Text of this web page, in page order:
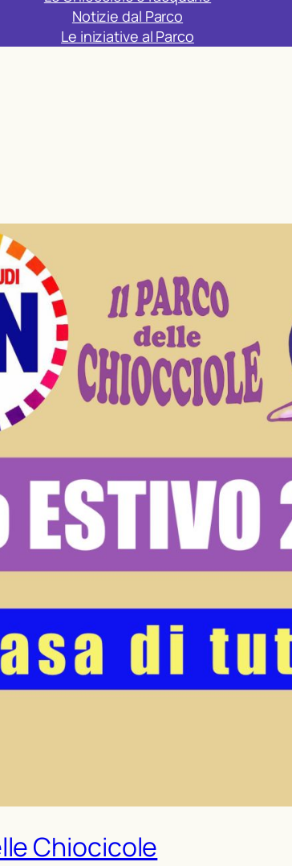
Notizie dal Parco
Le iniziative al Parco
Chiocicole